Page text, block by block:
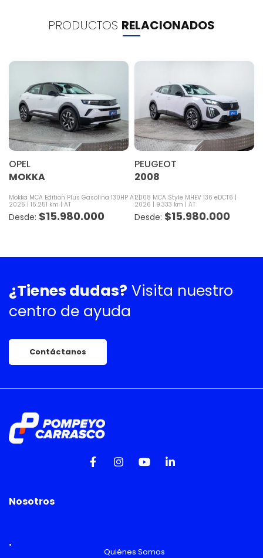
PRODUCTOS RELACIONADOS
OPEL
MOKKA
Mokka MCA Edition Plus Gasolina 130HP AT
2025
15.251 km AT
$15.980.000
PEUGEOT
2008
2008 MCA Style MHEV 136 eDCT6
2026
9.333 km AT
$15.980.000
¿Tienes dudas? Visita nuestro
centro de ayuda
Contáctanos
Nosotros
Quiénes Somos